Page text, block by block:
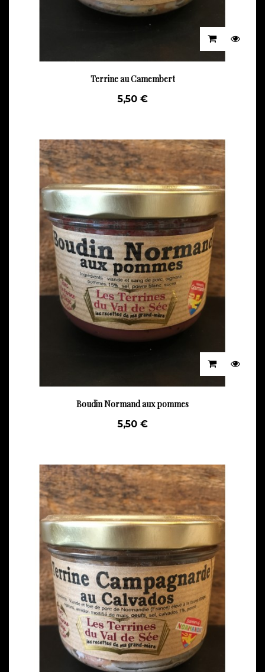
Terrine au Camembert
5,50 €
Boudin Normand aux pommes
5,50 €